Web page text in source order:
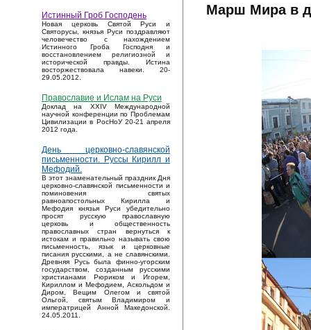
Истинный Гроб Господень
Новая церковь Святой Руси и
Святорусы, князья Руси поздравляют
человечество с нахождением
Истинного Гроба Господня и
восстановлением религиозной и
исторической правды. Истина
восторжествовала навеки. 20-
29.05.2012.
Православие и Ислам на Руси
Доклад на XXIV Международной
научной конференции по Проблемам
Цивилизации в РосНоУ 20-21 апреля
2012 года.
День церковно-славянской
письменности. Руссы Кирилл и
Мефодий.
В этот знаменательный праздник Дня
церковно-славянской письменности и
поминовения святых
равноапостольных Кирилла и
Мефодия князья Руси убедительно
просят русскую православную
церковь и общественность
православных стран вернуться к
истокам и правильно называть свою
письменность, язык и церковные
писания русскими, а не славянскими.
Древняя Русь была финно-угорским
государством, созданным русскими
христианами Рюриком и Игорем,
Кириллом и Мефодием, Аскольдом и
Диром, Вещим Олегом и святой
Ольгой, святым Владимиром и
императрицей Анной Македонской.
24.05.2011.
Марш Мира в